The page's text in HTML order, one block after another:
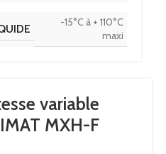
-15°C à + 110°C
maxi
variable
MXH-F